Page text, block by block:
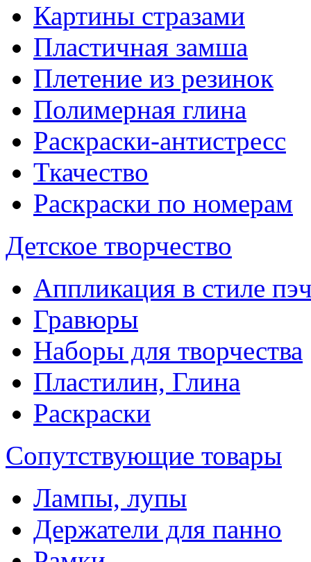
Картины стразами
Пластичная замша
Плетение из резинок
Полимерная глина
Раскраски-антистресс
Ткачество
Раскраски по номерам
Детское творчество
Аппликация в стиле
Гравюры
Наборы для творчества
Пластилин, Глина
Раскраски
Сопутствующие товары
Лампы, лупы
Держатели для панно